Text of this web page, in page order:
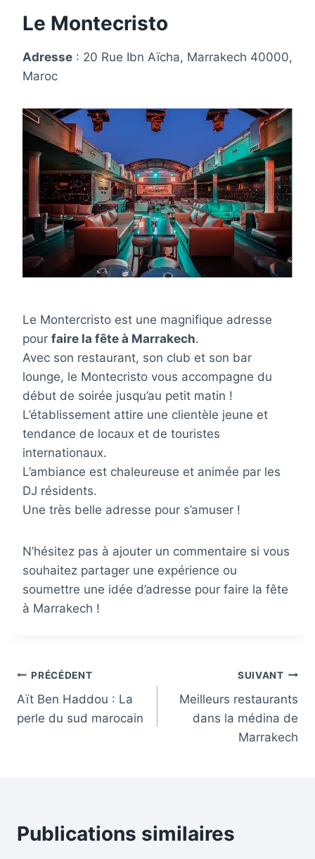
Le Montecristo
Adresse : 20 Rue Ibn Aïcha, Marrakech 40000,
Maroc
Le Montercristo est une magnifique adresse
pour faire la fête à Marrakech.
Avec son restaurant, son club et son bar
lounge, le Montecristo vous accompagne du
début de soirée jusqu’au petit matin !
L’établissement attire une clientèle jeune et
tendance de locaux et de touristes
internationaux.
L’ambiance est chaleureuse et animée par les
DJ résidents.
Une très belle adresse pour s’amuser !
N’hésitez pas à ajouter un commentaire si vous
souhaitez partager une expérience ou
soumettre une idée d’adresse pour faire la fête
à Marrakech !
Navigation
de
PRÉCÉDENT
Aït Ben Haddou : La
perle du sud marocain
SUIVANT
Meilleurs restaurants
dans la médina de
Marrakech
Publications similaires